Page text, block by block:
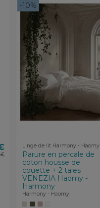
€
-10%
Linge de lit Harmony - Haomy
Parure en percale de
coton housse de
couette + 2 taies
VENEZIA Haomy -
Harmony
Harmony - Haomy